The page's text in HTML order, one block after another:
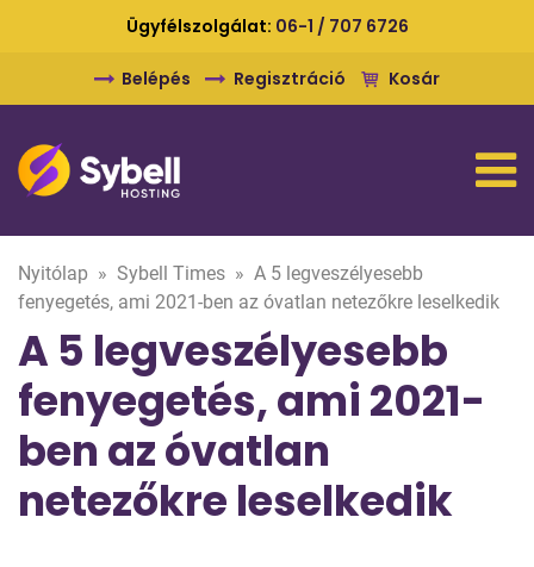
Ügyfélszolgálat: 06-1 / 707 6726
Belépés Regisztráció Kosár
Nyitólap » Sybell Times » A 5 legveszélyesebb
fenyegetés, ami 2021-ben az óvatlan netezőkre leselkedik
A 5 legveszélyesebb
fenyegetés, ami 2021-
ben az óvatlan
netezőkre leselkedik